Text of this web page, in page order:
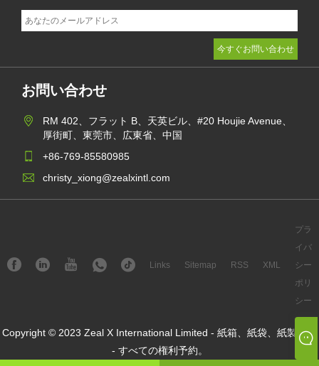
お問い合わせ
RM 402、フラット B、天英ビル、#20 Houjie Avenue、
厚街町、東莞市、広東省、中国
+86-769-85580985
christy_xiong@zealxintl.com
Links Sitemap RSS XML
プラ
イバ
シー
ポリ
シー
Copyright © 2023 Zeal X International Limited - 紙箱、紙袋、紙製封筒
- すべての権利予約。